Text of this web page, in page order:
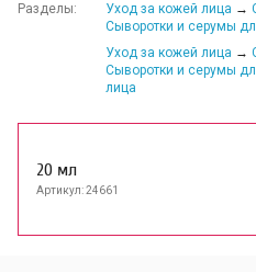
Разделы: Уход за кожей лица →
Сыворотки и серумы
Уход за кожей лица →
Сыворотки и серумы
лица
20 мл
Артикул: 24661